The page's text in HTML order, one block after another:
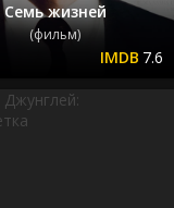
Семь жизней
(фильм)
7.6